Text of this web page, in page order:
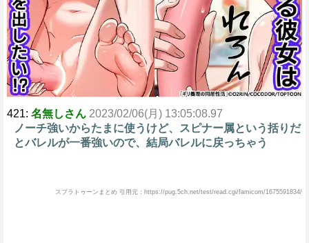
421: 名無しさん 2023/02/06(月) 13:05:08.97
ノーチ強いからたまに使うけど、スピナー属という括りだ
とバレルが一番強いので、結局バレルに戻っちゃう
スプラトゥーンまとめ 引用元：https://pug.5ch.net/test/read.cgi/famicom/1675591834/